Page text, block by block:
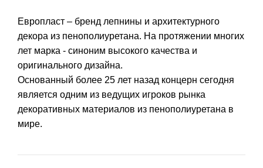
Европласт – бренд лепнины и архитектурного
декора из пенополиуретана. На протяжении многих
лет марка - синоним высокого качества и
оригинального дизайна.
Основанный более 25 лет назад концерн сегодня
является одним из ведущих игроков рынка
декоративных материалов из пенополиуретана в
мире.